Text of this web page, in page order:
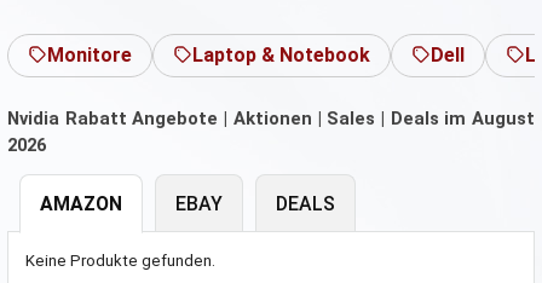
Monitore Laptop & Notebook Dell
Nvidia Rabatt Angebote | Aktionen | Sales | Deals im August
2026
AMAZON
Keine Produkte gefunden.
EBAY DEALS